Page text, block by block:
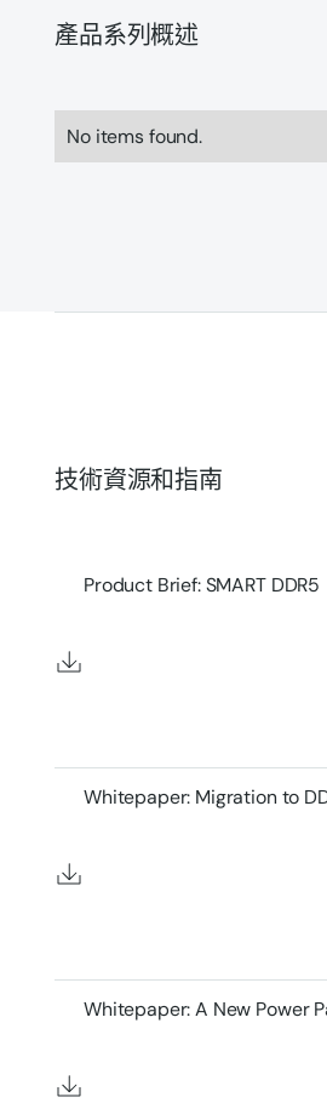
產品系列概述
No items found.
技術資源和指南
Product Brief: SMART DDR5
Whitepaper: Migration to
Whitepaper: A New Power